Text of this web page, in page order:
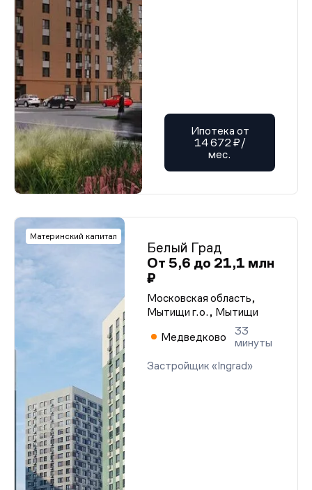
Ипотека от
14 672 ₽/
мес.
Материнский капитал
Белый Град
От 5,6 до 21,1 млн
₽
Московская область,
Мытищи г.о., Мытищи
Медведково
33
минуты
Застройщик «Ingrad»